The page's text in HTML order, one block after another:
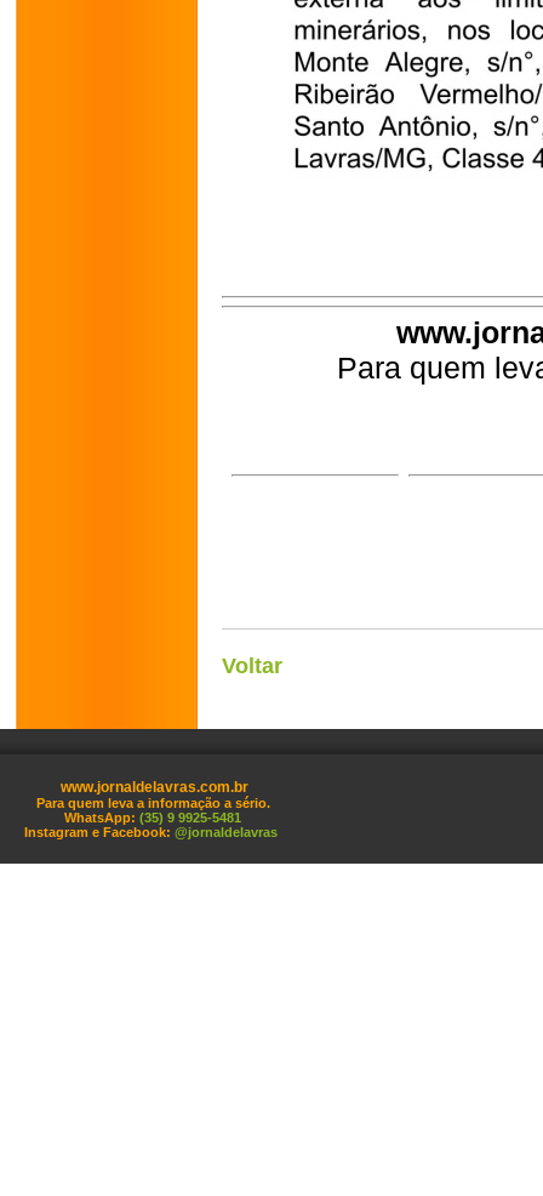
Para quem
Voltar
www.jornaldelavras.com.br
Para quem leva a informação a sério.
WhatsApp: (35) 9 9925-5481
Instagram e Facebook: @jornaldelavras